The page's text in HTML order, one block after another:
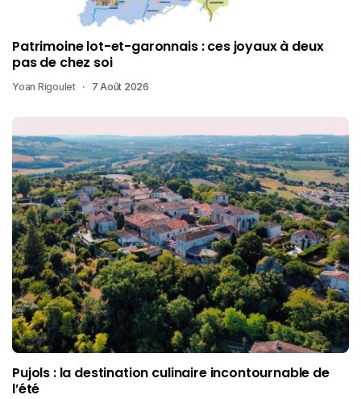
Patrimoine lot-et-garonnais : ces joyaux à deux
pas de chez soi
Yoan Rigoulet 7 Août 2026
Pujols : la destination culinaire incontournable de
l’été